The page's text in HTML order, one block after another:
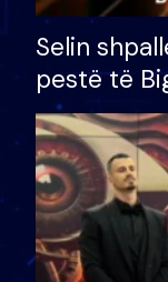
Selin
pestë të
çmimin e